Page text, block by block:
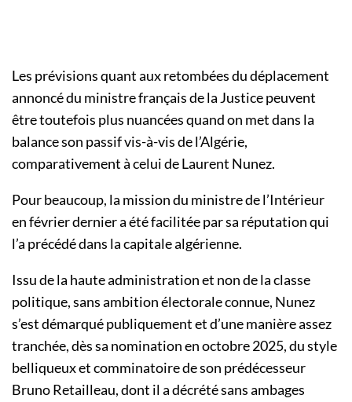
Les prévisions quant aux retombées du déplacement
annoncé du ministre français de la Justice peuvent
être toutefois plus nuancées quand on met dans la
balance son passif vis-à-vis de l’Algérie,
comparativement à celui de Laurent Nunez.
Pour beaucoup, la mission du ministre de l’Intérieur
en février dernier a été facilitée par sa réputation qui
l’a précédé dans la capitale algérienne.
Issu de la haute administration et non de la classe
politique, sans ambition électorale connue, Nunez
s’est démarqué publiquement et d’une manière assez
tranchée, dès sa nomination en octobre 2025, du style
belliqueux et comminatoire de son prédécesseur
Bruno Retailleau, dont il a décrété sans ambages